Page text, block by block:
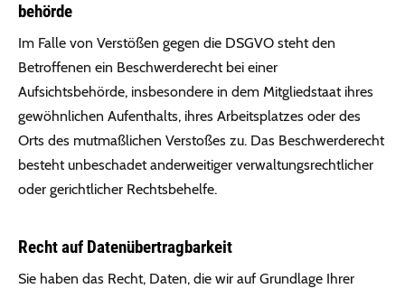
behörde
Im Falle von Verstößen gegen die DSGVO steht den
Betroffenen ein Beschwerderecht bei einer
Aufsichtsbehörde, insbesondere in dem Mitgliedstaat ihres
gewöhnlichen Aufenthalts, ihres Arbeitsplatzes oder des
Orts des mutmaßlichen Verstoßes zu. Das Beschwerderecht
besteht unbeschadet anderweitiger verwaltungsrechtlicher
oder gerichtlicher Rechtsbehelfe.
Recht auf Daten­übertrag­barkeit
Sie haben das Recht, Daten, die wir auf Grundlage Ihrer